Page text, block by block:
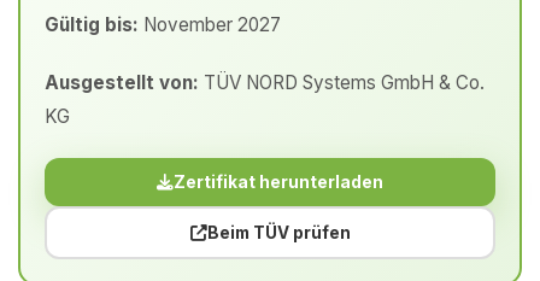
Gültig bis: November 2027
Ausgestellt von: TÜV NORD Systems GmbH & Co.
KG
Zertifikat herunterladen
Beim TÜV prüfen